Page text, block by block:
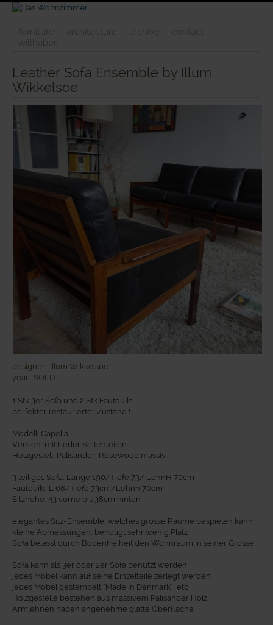
Leather Sofa Ensemble by Illum
Wikkelsoe
designer: Illum Wikkelsoe
year: SOLD
1 Stk 3er Sofa und 2 Stk Fauteuils
perfekter restaurierter Zustand !
Modell: Capella
Version: mit Leder Seitenteilen
Holzgestell: Palisander, Rosewood massiv
3 teiliges Sofa: Länge 190/Tiefe 73/ LehnH 70cm
Fauteuils: L 68/Tiefe 73cm/Lehnh 70cm
Sitzhöhe: 43 vorne bis 38cm hinten
elegantes Sitz-Ensemble, welches grosse Räume bespielen kann
kleine Abmessungen, benötigt sehr wenig Platz
Sofa belässt durch Bodenfreiheit den Wohnraum in seiner Grösse
Sofa kann als 3er oder 2er Sofa benutzt werden
jedes Möbel kann auf seine Einzelteile zerlegt werden
jedes Möbel gestempelt "Made in Denmark" etc
Holzgestelle bestehen aus massivem Palisander Holz
Armlehnen haben angenehme glatte Oberfläche